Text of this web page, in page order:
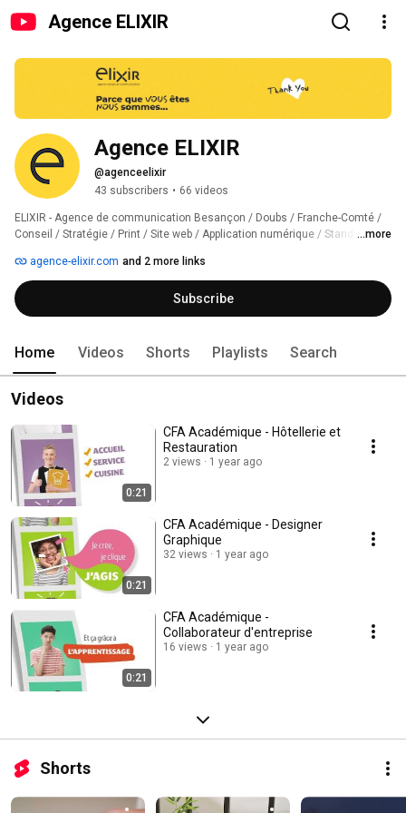
Agence ELIXIR
Agence ELIXIR
@agenceelixir
43 subscribers • 66 videos
ELIXIR - Agence de communication Besançon / Doubs / Franche-Comté /
Conseil / Stratégie / Print / Site web / Application numérique / Stand / Logo
...more
agence-elixir.com and 2 more links
Subscribe
Home Videos Shorts Playlists Search
Videos
0:21
CFA Académique - Hôtellerie et
Restauration
2 views 1 year ago
0:21
CFA Académique - Designer
Graphique
32 views 1 year ago
0:21
CFA Académique -
Collaborateur d'entreprise
16 views 1 year ago
Shorts